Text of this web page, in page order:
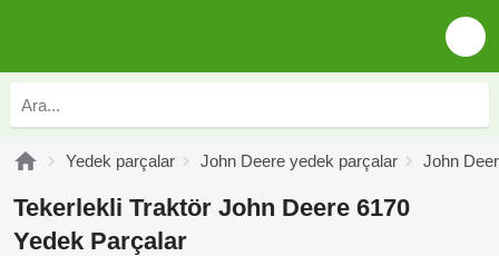
Yedek parçalar John Deere yedek parçalar John
Tekerlekli Traktör John Deere 6170
Yedek Parçalar